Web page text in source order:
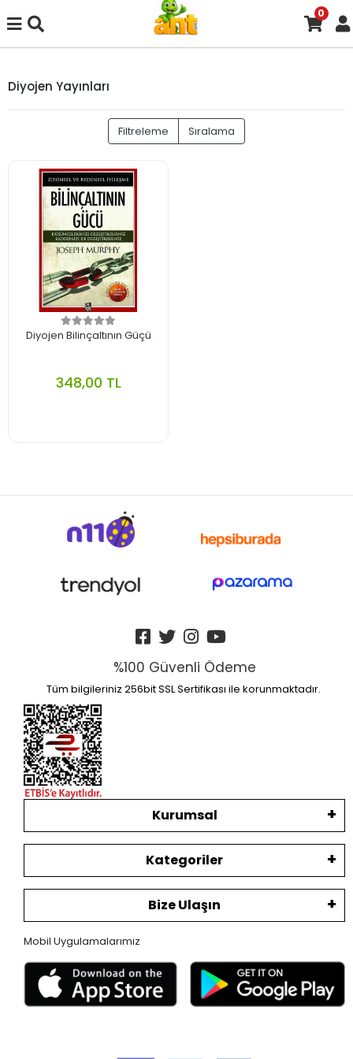
0
Diyojen Yayınları
Filtreleme Sıralama
Diyojen Bilinçaltının Güçü
348,00 TL
%100 Güvenli Ödeme
Tüm bilgileriniz 256bit SSL Sertifikası ile korunmaktadır.
Kurumsal
Kategoriler
Bize Ulaşın
Mobil Uygulamalarımız